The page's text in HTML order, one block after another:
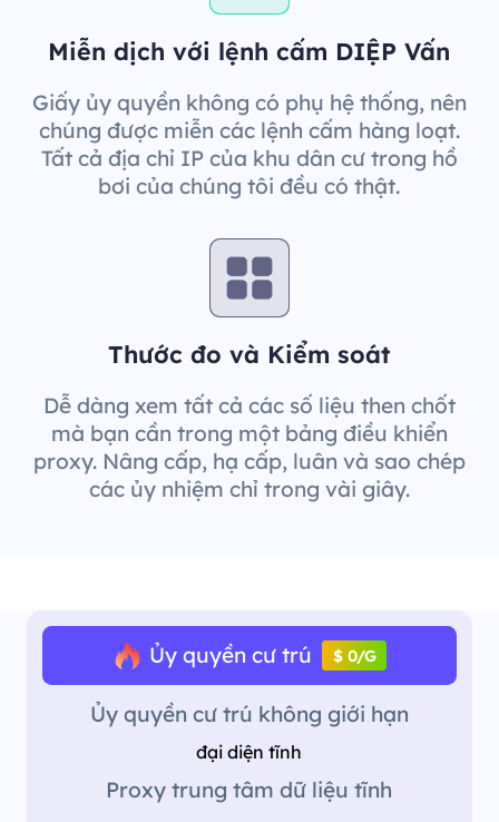
Miễn dịch với lệnh cấm DIỆP Vấn
Giấy ủy quyền không có phụ hệ thống, nên
chúng được miễn các lệnh cấm hàng loạt.
Tất cả địa chỉ IP của khu dân cư trong hồ
bơi của chúng tôi đều có thật.
Thước đo và Kiểm soát
Dễ dàng xem tất cả các số liệu then chốt
mà bạn cần trong một bảng điều khiển
proxy. Nâng cấp, hạ cấp, luân và sao chép
các ủy nhiệm chỉ trong vài giây.
Ủy quyền cư trú $ 0/G
Ủy quyền cư trú không giới hạn
đại diện tĩnh
Proxy trung tâm dữ liệu tĩnh